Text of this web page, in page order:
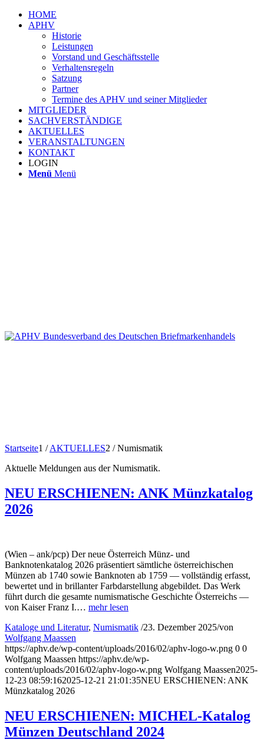
HOME
APHV
Historie
Leistungen
Vorstand und Geschäftsstelle
Verhaltensregeln
Satzung
Partner
Termine des APHV und seiner Mitglieder
MITGLIEDER
SACHVERSTÄNDIGE
AKTUELLES
VERANSTALTUNGEN
KONTAKT
LOGIN
Menü Menü
Startseite1 / AKTUELLES2 / Numismatik
Aktuelle Meldungen aus der Numismatik.
NEU ERSCHIENEN: ANK Münzkatalog
2026
(Wien – ank/pcp) Der neue Österreich Münz- und
Banknotenkatalog 2026 präsentiert sämtliche österreichischen
Münzen ab 1740 sowie Banknoten ab 1759 — vollständig erfasst,
bewertet und in brillanter Farbdarstellung abgebildet. Das Werk
führt durch die gesamte numismatische Geschichte Österreichs —
von Kaiser Franz I.… mehr lesen
Kataloge und Literatur, Numismatik /23. Dezember 2025/von
Wolfgang Maassen
https://aphv.de/wp-content/uploads/2016/02/aphv-logo-w.png 0 0
Wolfgang Maassen https://aphv.de/wp-
content/uploads/2016/02/aphv-logo-w.png Wolfgang Maassen2025-
12-23 08:59:162025-12-21 21:01:35NEU ERSCHIENEN: ANK
Münzkatalog 2026
NEU ERSCHIENEN: MICHEL-Katalog
Münzen Deutschland 2024